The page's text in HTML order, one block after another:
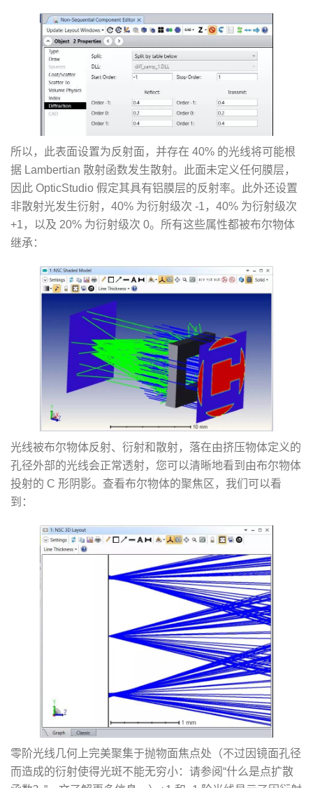
所以，此表面设置为反射面，并存在 40% 的光线将可能根
据 Lambertian 散射函数发生散射。此面未定义任何膜层，
因此 OpticStudio 假定其具有铝膜层的反射率。此外还设置
非散射光发生衍射，40% 为衍射级次 -1，40% 为衍射级次
+1，以及 20% 为衍射级次 0。所有这些属性都被布尔物体
继承：
光线被布尔物体反射、衍射和散射，落在由挤压物体定义的
孔径外部的光线会正常透射，您可以清晰地看到由布尔物体
投射的 C 形阴影。查看布尔物体的聚焦区，我们可以看
到：
零阶光线几何上完美聚集于抛物面焦点处（不过因镜面孔径
而造成的衍射使得光斑不能无穷小：请参阅“什么是点扩散